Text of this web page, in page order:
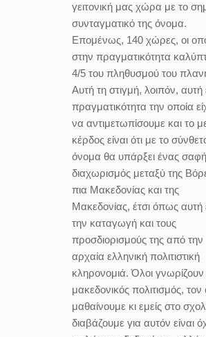
γειτονική μας χώρα με το
συνταγματικό της όνομα.
Επομένως, 140 χώρες, οι
στην πραγματικότητα
4/5 του πληθυσμού του
Αυτή τη στιγμή, λοιπόν, αυτή
πραγματικότητα την οποία
να αντιμετωπίσουμε και το
κέρδος είναι ότι με το
όνομα θα υπάρξει ένας
διαχωρισμός μεταξύ της
πια Μακεδονίας και της
Μακεδονίας, έτσι όπως αυτή
την καταγωγή και τους
προσδιορισμούς της από την
αρχαία ελληνική πολιτιστική
κληρονομιά. Όλοι γνωρίζουν
μακεδονικός πολιτισμός, τον
μαθαίνουμε κι εμείς στο
διαβάζουμε για αυτόν είναι